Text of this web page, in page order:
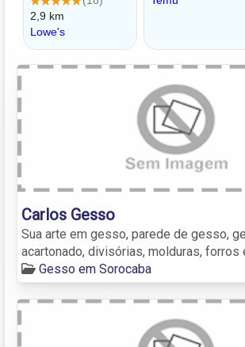
Carlos Gesso
Sua arte em gesso, parede de gesso,
acartonado, divisórias, molduras, forros
Gesso em Sorocaba